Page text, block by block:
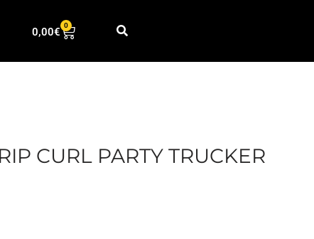
0,00€
0
CURL PARTY TRUCKER